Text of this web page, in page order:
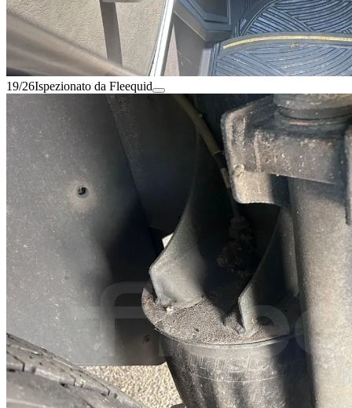
19/26Ispezionato da Fleequid